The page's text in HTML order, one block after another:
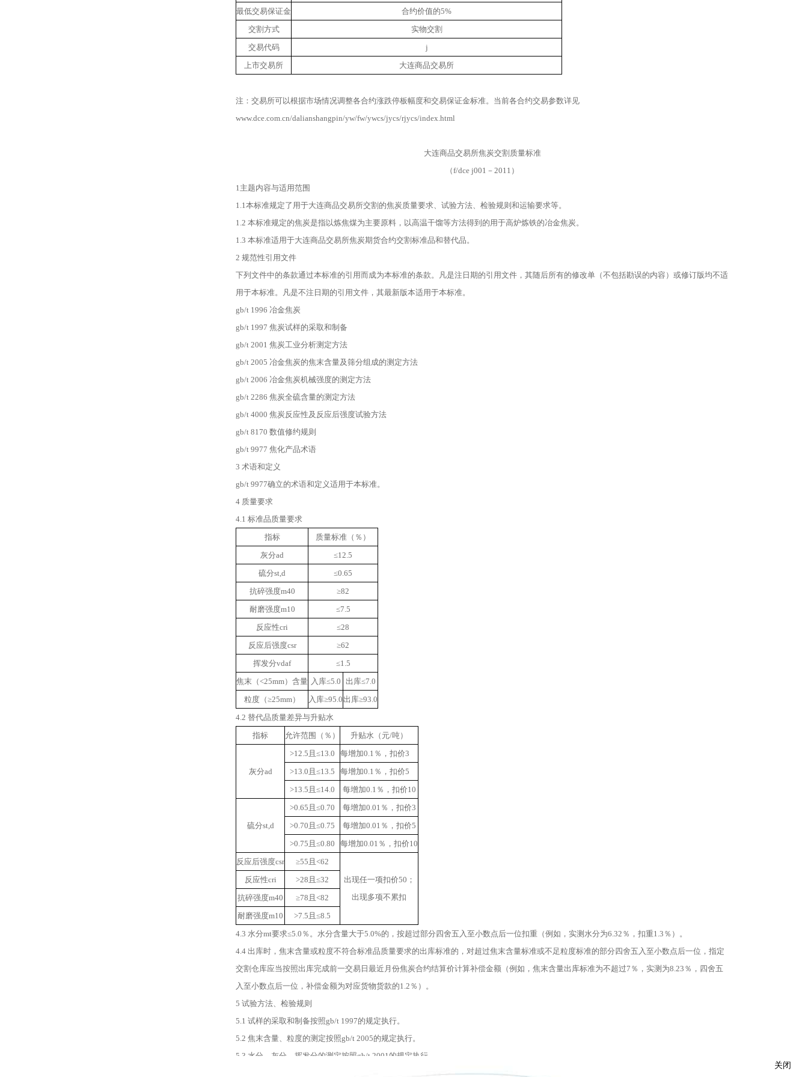
最低交易保证金
合约价值的5%
交割方式
实物交割
交易代码
j
上市交易所
大连商品交易所
注：交易所可以根据市场情况调整各合约涨跌停板幅度和交易保证金标准。当前各合约交易参数详见
www.dce.com.cn/dalianshangpin/yw/fw/ywcs/jycs/rjycs/index.html
大连商品交易所焦炭交割质量标准
（f/dce j001－2011）
1主题内容与适用范围
1.1本标准规定了用于大连商品交易所交割的焦炭质量要求、试验方法、检验规则和运输要求等。
1.2 本标准规定的焦炭是指以炼焦煤为主要原料，以高温干馏等方法得到的用于高炉炼铁的冶金焦炭。
1.3 本标准适用于大连商品交易所焦炭期货合约交割标准品和替代品。
2 规范性引用文件
下列文件中的条款通过本标准的引用而成为本标准的条款。凡是注日期的引用文件，其随后所有的修改单（不包括勘误的内容）或修订版均不适
用于本标准。凡是不注日期的引用文件，其最新版本适用于本标准。
gb/t 1996 冶金焦炭
gb/t 1997 焦炭试样的采取和制备
gb/t 2001 焦炭工业分析测定方法
gb/t 2005 冶金焦炭的焦末含量及筛分组成的测定方法
gb/t 2006 冶金焦炭机械强度的测定方法
gb/t 2286 焦炭全硫含量的测定方法
gb/t 4000 焦炭反应性及反应后强度试验方法
gb/t 8170 数值修约规则
gb/t 9977 焦化产品术语
3 术语和定义
gb/t 9977确立的术语和定义适用于本标准。
4 质量要求
4.1 标准品质量要求
指标
质量标准（％）
灰分ad
≤12.5
硫分st,d
≤0.65
抗碎强度m40
≥82
耐磨强度m10
≤7.5
反应性cri
≤28
反应后强度csr
≥62
挥发分vdaf
≤1.5
焦末（<25mm）含量 入库≤5.0
出库≤7.0
粒度（≥25mm）
入库≥95.0 出库≥93.0
4.2 替代品质量差异与升贴水
指标
允许范围（％） 升贴水（元/吨）
灰分ad
>12.5且≤13.0
每增加0.1％，扣价3
>13.0且≤13.5
每增加0.1％，扣价5
>13.5且≤14.0
每增加0.1％，扣价10
硫分st,d
>0.65且≤0.70
每增加0.01％，扣价3
>0.70且≤0.75
每增加0.01％，扣价5
>0.75且≤0.80
每增加0.01％，扣价10
反应后强度csr
≥55且<62
出现任一项扣价50；
出现多项不累扣
反应性cri
>28且≤32
抗碎强度m40
≥78且<82
耐磨强度m10
>7.5且≤8.5
4.3 水分mt要求≤5.0％。水分含量大于5.0%的，按超过部分四舍五入至小数点后一位扣重（例如，实测水分为6.32％，扣重1.3％）。
4.4 出库时，焦末含量或粒度不符合标准品质量要求的出库标准的，对超过焦末含量标准或不足粒度标准的部分四舍五入至小数点后一位，指定
交割仓库应当按照出库完成前一交易日最近月份焦炭合约结算价计算补偿金额（例如，焦末含量出库标准为不超过7％，实测为8.23％，四舍五
入至小数点后一位，补偿金额为对应货物货款的1.2％）。
5 试验方法、检验规则
5.1 试样的采取和制备按照gb/t 1997的规定执行。
5.2 焦末含量、粒度的测定按照gb/t 2005的规定执行。
5.3 水分、灰分、挥发分的测定按照gb/t 2001的规定执行。
关闭